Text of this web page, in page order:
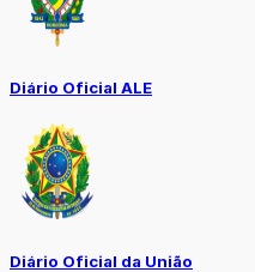
Diário Oficial ALE
Diário Oficial da União